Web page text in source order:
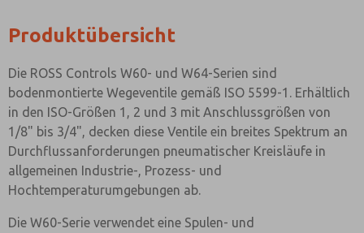
Produktübersicht
Die ROSS Controls W60- und W64-Serien sind
bodenmontierte Wegeventile gemäß ISO 5599-1. Erhältlich
in den ISO-Größen 1, 2 und 3 mit Anschlussgrößen von
1/8" bis 3/4", decken diese Ventile ein breites Spektrum an
Durchflussanforderungen pneumatischer Kreisläufe in
allgemeinen Industrie-, Prozess- und
Hochtemperaturumgebungen ab.
Die W60-Serie verwendet eine Spulen- und